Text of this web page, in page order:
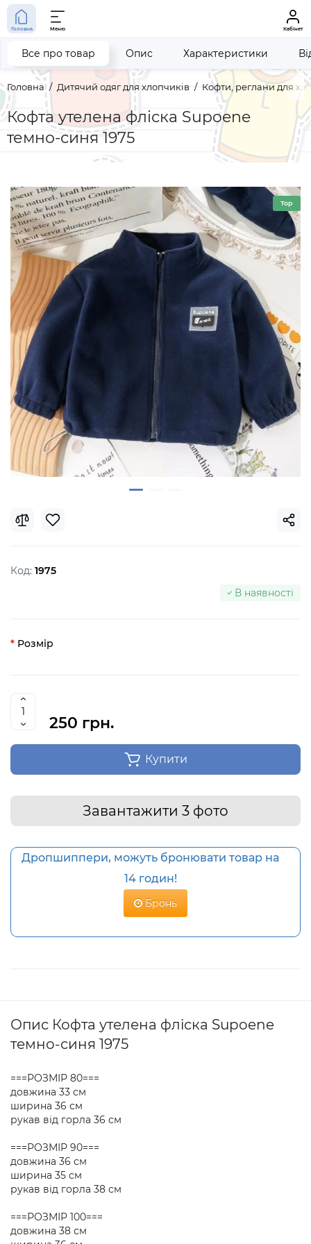
Головна Меню Кабінет
Головна Дитячий одяг для хлопчиків Кофти, реглани для
Кофта утелена фліска Supoene
темно-синя 1975
Все про товар Опис Характеристики
Top
Код: 1975
В наявності
Розмір
250 грн.
Купити
Завантажити 3 фото
Дропшиппери, можуть бронювати товар на
14 годин!
Бронь
Опис Кофта утелена фліска Supoene
темно-синя 1975
===РОЗМІР 80===
довжина 33 см
ширина 36 см
рукав від горла 36 см
===РОЗМІР 90===
довжина 36 см
ширина 35 см
рукав від горла 38 см
===РОЗМІР 100===
довжина 38 см